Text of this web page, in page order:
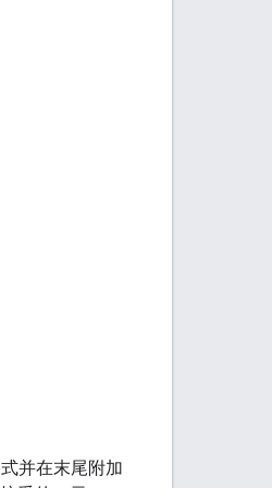
并在末尾附加